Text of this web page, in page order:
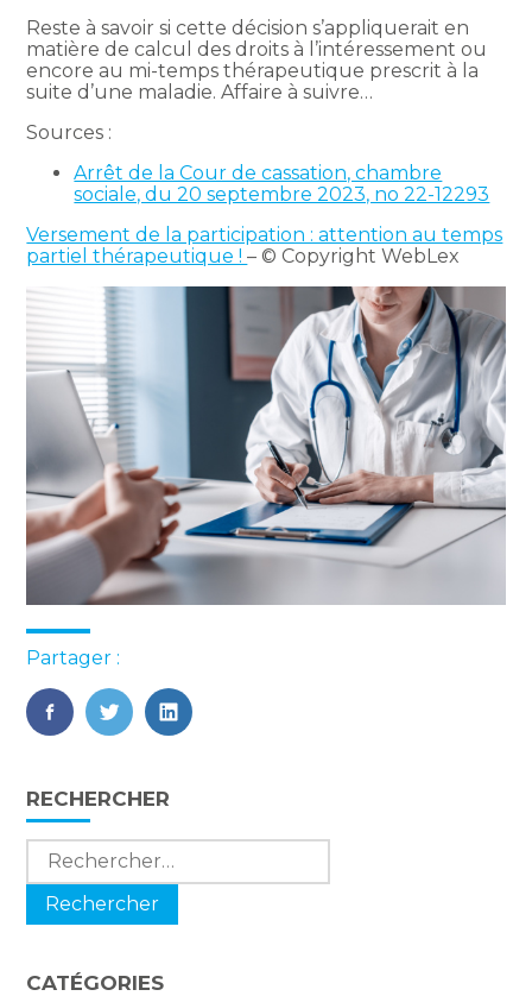
Reste à savoir si cette décision s’appliquerait en
matière de calcul des droits à l’intéressement ou
encore au mi-temps thérapeutique prescrit à la
suite d’une maladie. Affaire à suivre…
Sources :
Arrêt de la Cour de cassation, chambre
sociale, du 20 septembre 2023, no 22-12293
Versement de la participation : attention au temps
partiel thérapeutique !– © Copyright WebLex
Partager :
FaceBook
TwitterLinkedIn
Blog
sidebar
RECHERCHER
Rechercher :
CATÉGORIES